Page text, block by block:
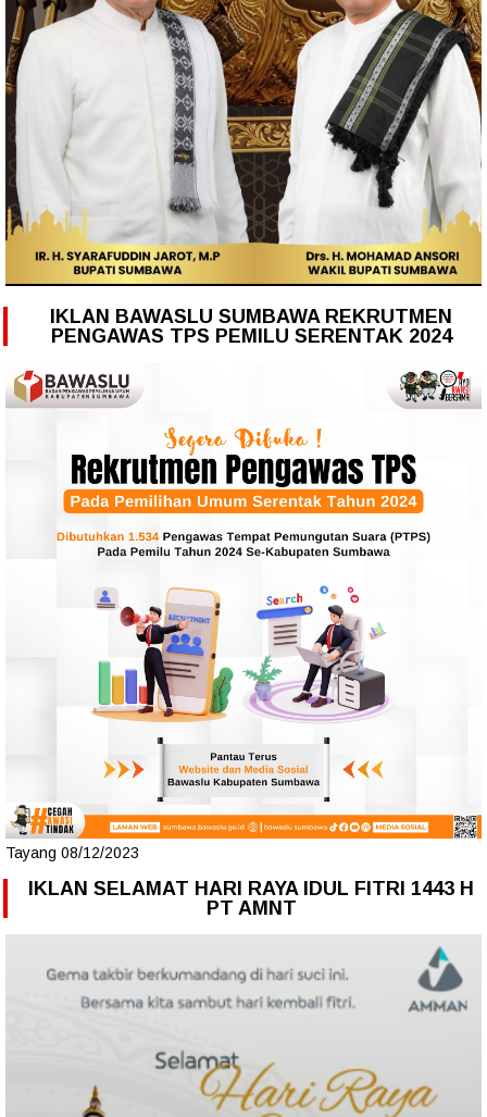
IKLAN BAWASLU SUMBAWA REKRUTMEN
PENGAWAS TPS PEMILU SERENTAK 2024
Tayang 08/12/2023
IKLAN SELAMAT HARI RAYA IDUL FITRI 1443 H
PT AMNT